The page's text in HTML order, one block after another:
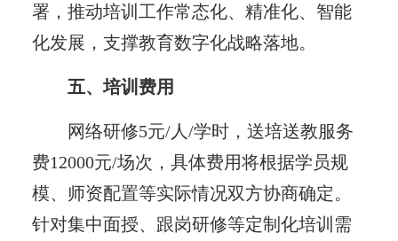
署，推动培训工作常态化、精准化、智能
化发展，支撑教育数字化战略落地。
五、培训费用
网络研修5元/人/学时，送培送教服务
费12000元/场次，具体费用将根据学员规
模、师资配置等实际情况双方协商确定。
针对集中面授、跟岗研修等定制化培训需